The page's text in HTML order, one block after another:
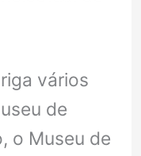
vários
de
o Museu de